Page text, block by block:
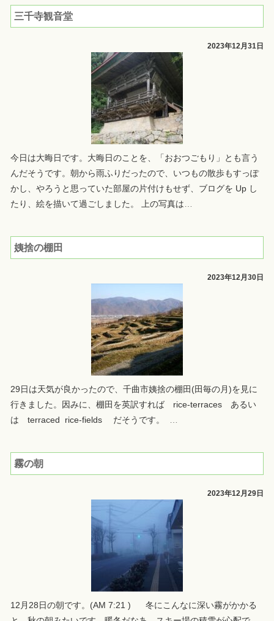
三千寺観音堂
2023年12月31日
今日は大晦日です。大晦日のことを、「おおつごもり」とも言う
んだそうです。朝から雨ふりだったので、いつもの散歩もすっぽ
かし、やろうと思っていた部屋の片付けもせず、ブログを Up し
たり、絵を描いて過ごしました。 上の写真は…
姨捨の棚田
2023年12月30日
29日は天気が良かったので、千曲市姨捨の棚田(田毎の月)を見に
行きました。因みに、棚田を英訳すれば rice-terraces あるい
は terraced rice-fields だそうです。
…
霧の朝
2023年12月29日
12月28日の朝です。(AM 7:21 ) 冬にこんなに深い霧がかかる